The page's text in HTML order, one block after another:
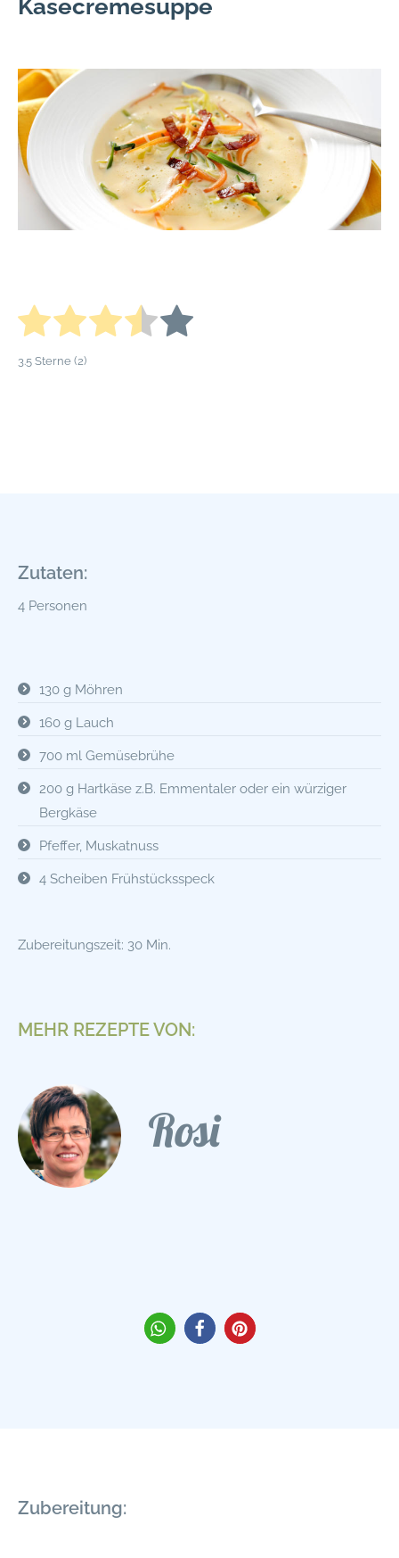
Käsecremesuppe
3.5 Sterne (2)
Zutaten:
4 Personen
130 g Möhren
160 g Lauch
700 ml Gemüsebrühe
200 g Hartkäse z.B. Emmentaler oder ein würziger
Bergkäse
Pfeffer, Muskatnuss
4 Scheiben Frühstücksspeck
Zubereitungszeit: 30 Min.
MEHR REZEPTE VON:
Rosi
Zubereitung: